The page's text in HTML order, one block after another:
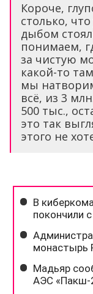
Короче,
столько,
дыбом
понимаем,
за чистую
какой-то
мы
всё, из 3
500 тыс.,
это так
этого не